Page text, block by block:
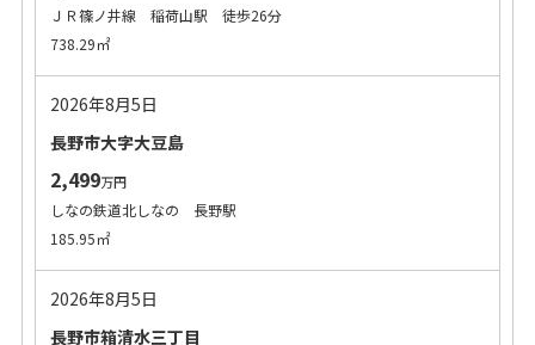
ＪＲ篠ノ井線 稲荷山駅 徒歩26分
738.29㎡
2026年8月5日
長野市大字大豆島
2,499万円
しなの鉄道北しなの 長野駅
185.95㎡
2026年8月5日
長野市箱清水三丁目